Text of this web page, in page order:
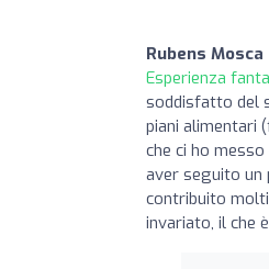
Rubens Mosca
Esperienza
soddisfatto del
piani alimentari
che ci ho
aver seguito un
contribuito
invariato, il che